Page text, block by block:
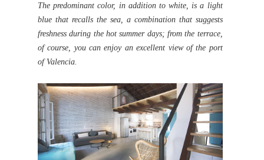
The predominant color, in addition to white, is a light
blue that recalls the sea, a combination that suggests
freshness during the hot summer days; from the terrace,
of course, you can enjoy an excellent view of the port
of Valencia.